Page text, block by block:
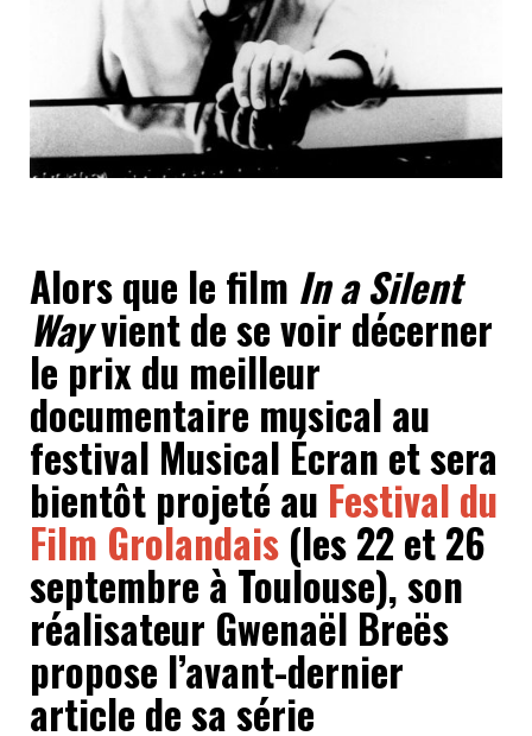
Alors que le film In a Silent
Wayvient de se voir décerner
le prix du meilleur
documentaire musical au
festival Musical Écran et sera
bientôt projeté au Festival du
Film Grolandais (les 22 et 26
septembre à Toulouse), son
réalisateur Gwenaël Breës
propose l’avant-dernier
article de sa série